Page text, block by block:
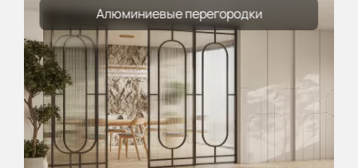
Алюминиевые перегородки